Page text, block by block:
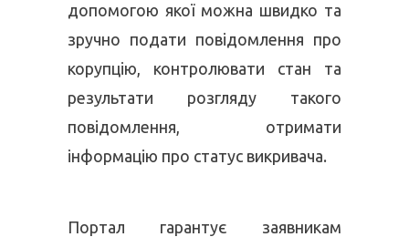
допомогою якої можна швидко та
зручно подати повідомлення про
корупцію, контролювати стан та
результати розгляду такого
повідомлення, отримати
інформацію про статус викривача.
Портал гарантує заявникам